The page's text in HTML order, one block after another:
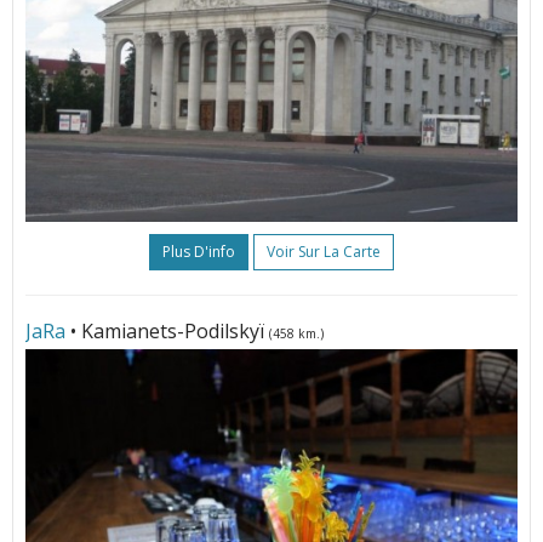
Plus D'info Voir Sur La Carte
JаRа • Kamianets-Podilskyï (458 km.)